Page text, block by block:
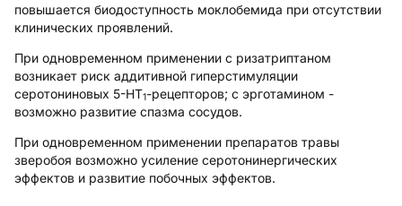
повышается биодоступность моклобемида при отсутствии
клинических проявлений.
При одновременном применении с ризатриптаном
возникает риск аддитивной гиперстимуляции
серотониновых 5-HT1-рецепторов; с эрготамином -
возможно развитие спазма сосудов.
При одновременном применении препаратов травы
зверобоя возможно усиление серотонинергических
эффектов и развитие побочных эффектов.